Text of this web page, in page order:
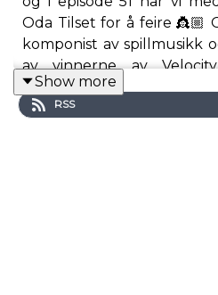
Oda Tilset for å feire 👸🏼
komponist av spillmusikk
av vinnerne av
Developers Conference
vil si at hun er en av
Show more
RSS